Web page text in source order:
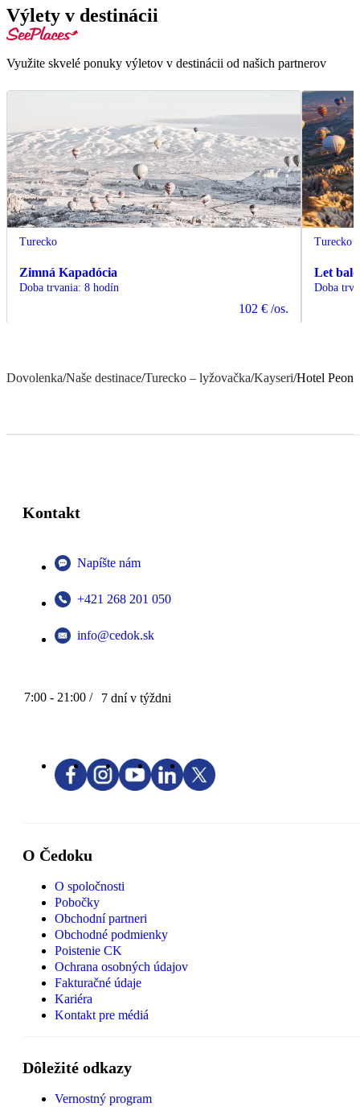
Výlety v destinácii
Využite skvelé ponuky výletov v destinácii od našich partnerov
Turecko
Zimná Kapadócia
Doba trvania: 8 hodín
102 € /os.
Turecko
Let
Doba
Dovolenka/Naše destinace/Turecko – lyžovačka/Kayseri/Hotel Peony
Kontakt
Napíšte nám
+421 268 201 050
info@cedok.sk
7:00 - 21:00 / 7 dní v týždni
O Čedoku
O spoločnosti
Pobočky
Obchodní partneri
Obchodné podmienky
Poistenie CK
Ochrana osobných údajov
Fakturačné údaje
Kariéra
Kontakt pre médiá
Dôležité odkazy
Vernostný program